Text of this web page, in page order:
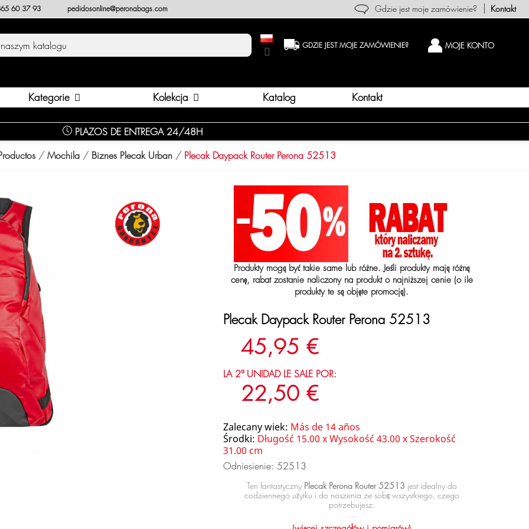
60 37 93 pedidosonline@peronabags.com Gdzie jest moje zamówienie? Kontakt
GDZIE JEST MOJE ZAMÓWIENIE? MOJE KONTO
Kategorie Kolekcja Katalog Kontakt
PLAZOS DE ENTREGA 24/48H
Mochila Biznes Plecak Urban Plecak Daypack Router Perona 52513
Produkty mogą być takie same lub różne. Jeśli produkty mają różną
cenę, rabat zostanie naliczony na produkt o najniższej cenie (o ile
produkty te są objęte promocją).
Plecak Daypack Router Perona 52513
45,95 €
LA 2ª UNIDAD LE SALE POR:
22,50 €
Zalecany wiek: Más de 14 años
Środki: Długość 15.00 x Wysokość 43.00 x Szerokość
31.00 cm
Odniesienie: 52513
Ten fantastyczny Plecak Perona Router 52513 jest idealny do
codziennego użytku i do noszenia ze sobą wszystkiego, czego
potrzebujesz.